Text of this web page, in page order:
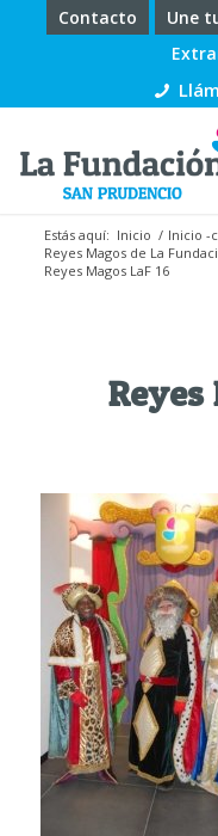
Contacto Une
Estás aquí: Inicio / Inicio -
Reyes Magos de La
Reyes Magos LaF 16
Reyes